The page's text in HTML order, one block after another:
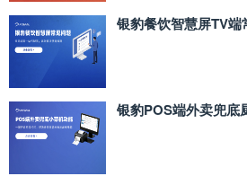
银豹餐饮智慧屏TV端
银豹POS端外卖兜底